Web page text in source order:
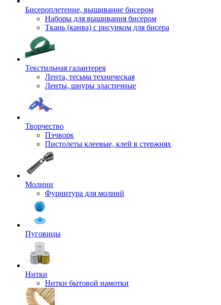
Бисероплетение, вышивание бисером
Наборы для вышивания бисером
Ткань (канва) с рисунком для бисера
Текстильная галантерея
Лента, тесьма техническая
Ленты, шнуры эластичные
Творчество
Пэчворк
Пистолеты клеевые, клей в стержнях
Молнии
Фурнитура для молний
Пуговицы
Нитки
Нитки бытовой намотки